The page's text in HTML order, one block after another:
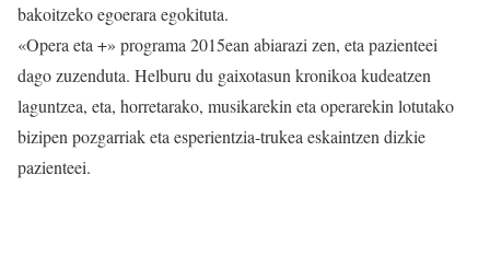
bakoitzeko egoerara egokituta.
«Opera eta +» programa 2015ean abiarazi zen, eta pazienteei
dago zuzenduta. Helburu du gaixotasun kronikoa kudeatzen
laguntzea, eta, horretarako, musikarekin eta operarekin lotutako
bizipen pozgarriak eta esperientzia-trukea eskaintzen dizkie
pazienteei.